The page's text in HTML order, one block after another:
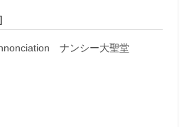
ナンシー大聖堂